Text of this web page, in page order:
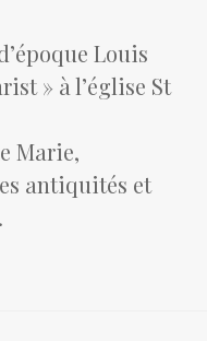
Louis
» à l’église St
Marie,
antiquités et